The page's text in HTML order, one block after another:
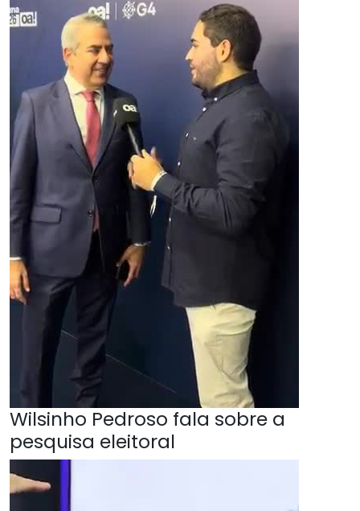
Wilsinho Pedroso fala sobre a
pesquisa eleitoral